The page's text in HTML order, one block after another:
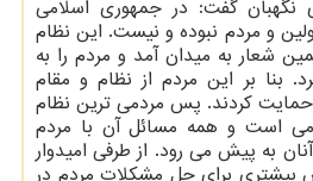
نگهبان گفت: در جمهوری اسلامی
و مردم نبوده و نیست. این نظام
شعار به میدان آمد و مردم را به
بر این مردم از نظام و مقام
کردند. پس مردمی ترین نظام
است و همه مسائل آن با مردم
به پیش می رود. از طرفی امیدوار